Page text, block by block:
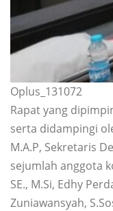
Oplus_131072
Rapat yang
serta didampingi
M.A.P, Sekretaris
sejumlah anggota
SE., M.Si, Edhy
Zuniawansyah,